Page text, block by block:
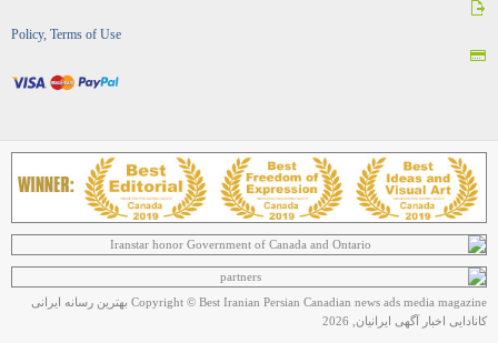
Policy, Terms of Use
Copyright © Best Iranian Persian Canadian news ads media magazine بهترین رسانه ایرانی
کانادایی اخبار آگهی ایرانیان, 2026